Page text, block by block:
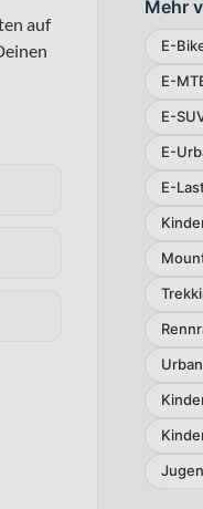
auf
Mehr
E-
E-
E-
E-
E-